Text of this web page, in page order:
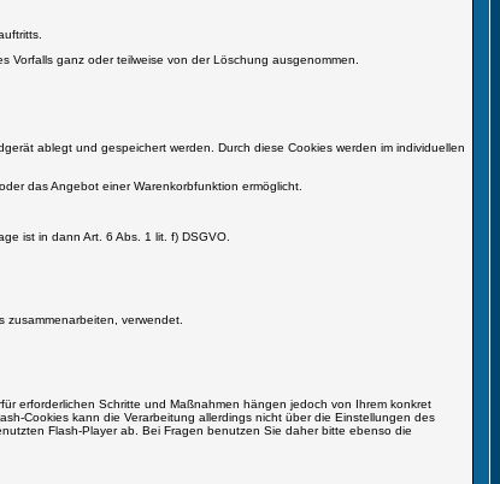
ganz oder teilweise von der Löschung ausgenommen.
ablegt und gespeichert werden. Durch diese Cookies werden im individuellen
das Angebot einer Warenkorbfunktion ermöglicht.
ist in dann Art. 6 Abs. 1 lit. f) DSGVO.
zusammenarbeiten, verwendet.
erforderlichen Schritte und Maßnahmen hängen jedoch von Ihrem konkret
Cookies kann die Verarbeitung allerdings nicht über die Einstellungen des
Flash-Player ab. Bei Fragen benutzen Sie daher bitte ebenso die